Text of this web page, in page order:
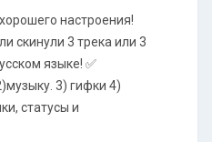
настроения!
скинули 3 трека или 3
языке! ✅
3) гифки 4)
статусы и